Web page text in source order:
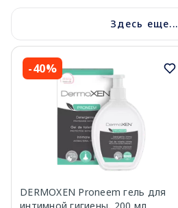
Здесь еще...
-40%
DERMOXEN Proneem гель для
интимной гигиены, 200 мл